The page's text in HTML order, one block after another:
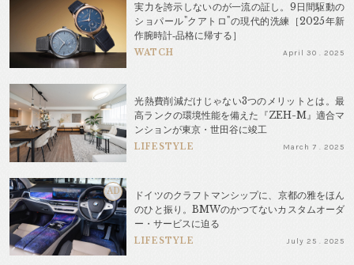
実力を誇示しないのが一流の証し。9日間駆動の
ショパール"クアトロ"の現代的洗練［2025年新
作腕時計‐品格に帰する］
WATCH April 30 . 2025
光熱費削減だけじゃない3つのメリットとは。最
高ランクの環境性能を備えた『ZEH-M』適合マ
ンションが東京・世田谷に竣工
LIFESTYLE March 7 . 2025
AD
ドイツのクラフトマンシップに、京都の雅をほん
のひと振り。BMWのかつてないカスタムオーダ
ー・サービスに迫る
LIFESTYLE July 25 . 2025